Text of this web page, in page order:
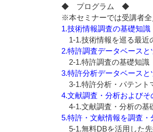
◆ プログラム ◆
※本セミナーでは受講者全
1.技術情報調査の基礎知識
1-1.技術情報を巡る最
2.特許調査データベース
2-1.特許調査の基礎知
3.特許分析データベース
3-1.特許分析・パテン
4.文献調査・分析およびそ
4-1.文献調査・分析の
5.特許・文献情報を調査・
5-1.無料DBを活用した